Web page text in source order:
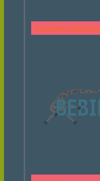
Спортивні елементи з